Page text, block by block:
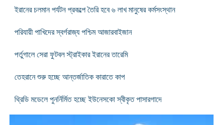
ইরানের চলমান পর্যটন প্রকল্পে তৈরি হবে ৬ লাখ মানুষের কর্মসংস্থান
পরিযায়ী পাখিদের স্বর্গরাজ্য পশ্চিম আজারবাইজান
পর্তুগালে সেরা ফুটবল স্ট্রাইকার ইরানের তারেমি
তেহরানে শুরু হচ্ছে আন্তর্জাতিক কারাতে কাপ
থ্রিডি মডেলে পুনর্নির্মিত হচ্ছে ইউনেসকো স্বীকৃত পাসারগাদে